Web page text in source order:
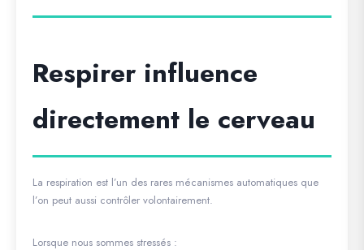
Respirer influence
directement le cerveau
La respiration est l’un des rares mécanismes automatiques que
l’on peut aussi contrôler volontairement.
Lorsque nous sommes stressés :